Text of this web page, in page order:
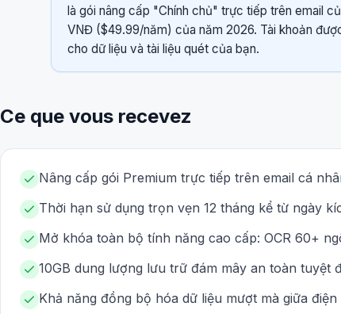
là gói nâng cấp "Chính chủ" trực tiếp trên email
VNĐ ($49.99/năm) của năm 2026. Tài khoản
cho dữ liệu và tài liệu quét của bạn.
Ce que vous recevez
Nâng cấp gói Premium trực tiếp trên email cá
Thời hạn sử dụng trọn vẹn 12 tháng kể từ ngày
Mở khóa toàn bộ tính năng cao cấp: OCR 60+
10GB dung lượng lưu trữ đám mây an toàn tuyệt
Khả năng đồng bộ hóa dữ liệu mượt mà giữa